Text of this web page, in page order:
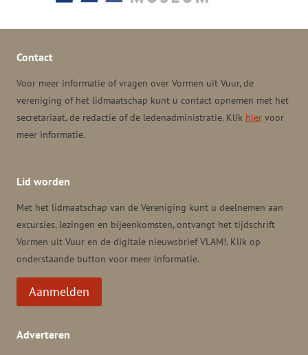
Contact
Voor meer informatie of vragen over Vormen uit Vuur, de
vereniging of het lidmaatschap kunt u contact opnemen met het
secretariaat, de redactie of de ledenadministratie. Klik hier voor
meer informatie.
Lid worden
Met het lidmaatschap van de Vereniging kunt u deelnemen aan
excursies, lezingen en bijeenkomsten, ontvangt het tijdschrift
Vormen uit Vuur en de digitale nieuwsbrief VLAM!. Klik op
onderstaande button voor meer informatie.
Aanmelden
Adverteren